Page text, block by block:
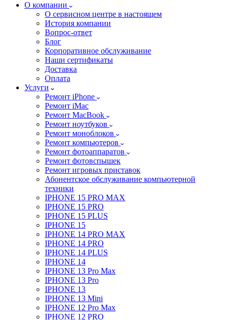
О компании
О сервисном центре в настоящем
История компании
Вопрос-ответ
Блог
Корпоративное обслуживание
Наши сертификаты
Доставка
Оплата
Услуги
Ремонт iPhone
Ремонт iMac
Ремонт MacBook
Ремонт ноутбуков
Ремонт моноблоков
Ремонт компьютеров
Ремонт фотоаппаратов
Ремонт фотовспышек
Ремонт игровых приставок
Абонентское обслуживание компьютерной
техники
IPHONE 15 PRO MAX
IPHONE 15 PRO
IPHONE 15 PLUS
IPHONE 15
IPHONE 14 PRO MAX
IPHONE 14 PRO
IPHONE 14 PLUS
IPHONE 14
IPHONE 13 Pro Max
IPHONE 13 Pro
IPHONE 13
IPHONE 13 Mini
IPHONE 12 Pro Max
IPHONE 12 PRO